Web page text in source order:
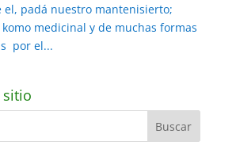
el, padá nuestro mantenisierto;
medicinal y de muchas formas
por el...
sitio